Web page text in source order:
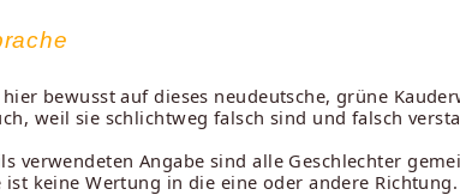
bewusst auf dieses neudeutsche, grüne
weil sie schlichtweg falsch sind und falsch
verwendeten Angabe sind alle Geschlechter
ist keine Wertung in die eine oder andere Richtung.